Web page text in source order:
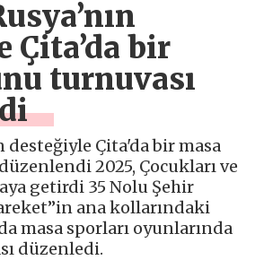
Çita’da bir
turnuvası
desteğiyle Çita'da bir masa
2025, Çocukları ve
getirdi 35 Nolu Şehir
ana kollarındaki
masa sporları oyunlarında
düzenledi.